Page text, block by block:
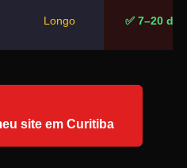
Longo ✅ 7–20
site em Curitiba